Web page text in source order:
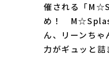
催される「
め！
ん、リーンち
力がギュッと詰